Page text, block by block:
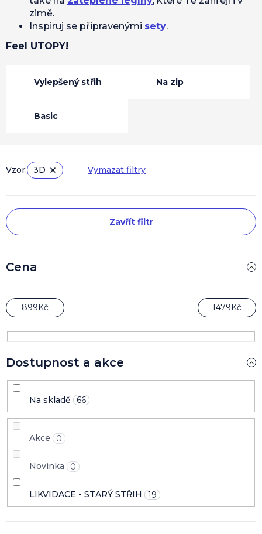
zimě.
Inspiruj se připravenými sety.
Feel UTOPY!
Vylepšený střih Na zip
Basic
Vzor: 3D Vymazat filtry
Zavřít filtr
Cena
899Kč 1479Kč
Dostupnost a akce
Na skladě 66
Akce 0
Novinka 0
LIKVIDACE - STARÝ STŘIH 19
V
ý
s
o
d
u
k
t
ů